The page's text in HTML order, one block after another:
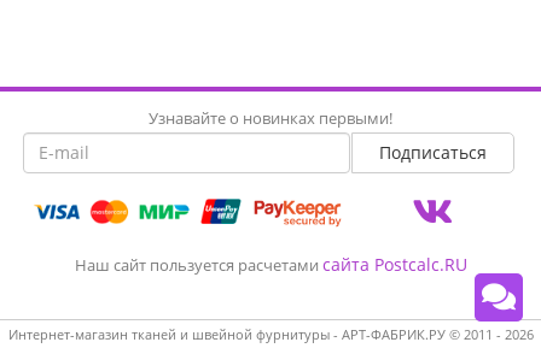
Узнавайте о новинках первыми!
Наш сайт пользуется расчетами сайта Postcalc.RU
Интернет-магазин тканей и швейной фурнитуры - АРТ-ФАБРИК.РУ © 2011 - 2026